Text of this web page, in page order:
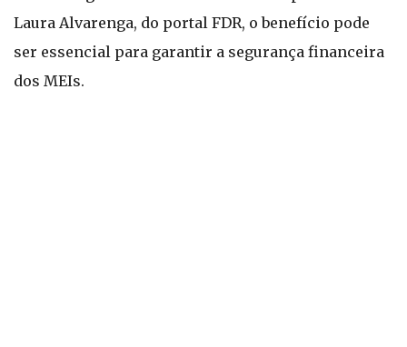
Laura Alvarenga, do portal FDR, o benefício pode
ser essencial para garantir a segurança financeira
dos MEIs.